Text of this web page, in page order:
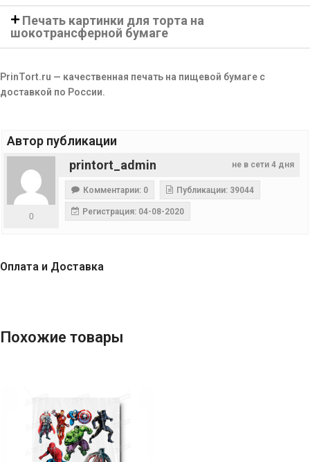
Печать картинки для торта на
шокотрансферной бумаге
PrinTort.ru — качественная печать на пищевой бумаге с
доставкой по России.
Автор публикации
не в сети 4 дня
printort_admin
0
Комментарии: 0 Публикации: 39044
Регистрация: 04-08-2020
Оплата и Доставка
Похожие товары